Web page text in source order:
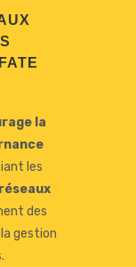
la
les
réseaux
des
gestion